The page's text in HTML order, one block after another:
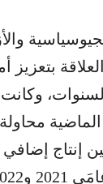
لسنوات،
إنتاج